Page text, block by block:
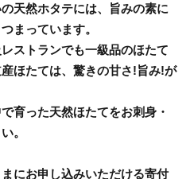
天然ホタテには、旨みの素に
まっています。
ストランでも一級品のほたて
ほたては、驚きの甘さ!旨み!が
育った天然ほたてをお刺身・
。
にお申し込みいただける寄付